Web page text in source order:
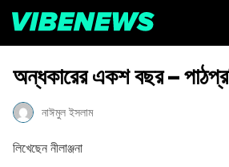
অন্ধকারের একশ বছর –
নাঈমুল ইসলাম
লিখেছেন নীলাঞ্জনা